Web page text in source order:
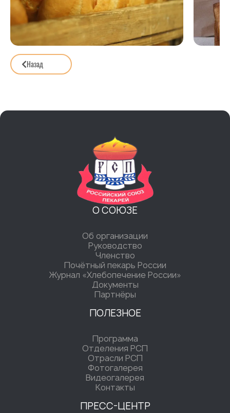
Назад
О СОЮЗЕ
Об организации
Руководство
Членство
Почётный пекарь России
Журнал «Хлебопечение России»
Документы
Партнёры
ПОЛЕЗНОЕ
Программа
Отделения РСП
Отрасли РСП
Фотогалерея
Видеогалерея
Контакты
ПРЕСС-ЦЕНТР